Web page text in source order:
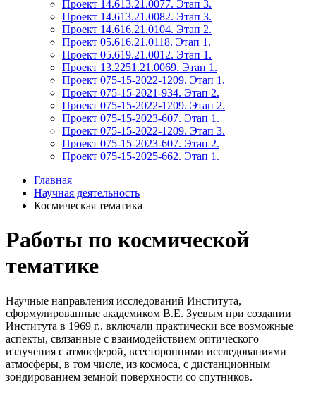
Проект 14.613.21.0077. Этап 3.
Проект 14.613.21.0082. Этап 3.
Проект 14.616.21.0104. Этап 2.
Проект 05.616.21.0118. Этап 1.
Проект 05.619.21.0012. Этап 1.
Проект 13.2251.21.0069. Этап 1.
Проект 075-15-2022-1209. Этап 1.
Проект 075-15-2021-934. Этап 2.
Проект 075-15-2022-1209. Этап 2.
Проект 075-15-2023-607. Этап 1.
Проект 075-15-2022-1209. Этап 3.
Проект 075-15-2023-607. Этап 2.
Проект 075-15-2025-662. Этап 1.
Главная
Научная деятельность
Космическая тематика
Работы по космической
тематике
Научные направления исследований Института,
сформулированные академиком В.Е. Зуевым при создании
Института в 1969 г., включали практически все возможные
аспекты, связанные с взаимодействием оптического
излучения с атмосферой, всесторонними исследованиями
атмосферы, в том числе, из космоса, с дистанционным
зондированием земной поверхности со спутников.